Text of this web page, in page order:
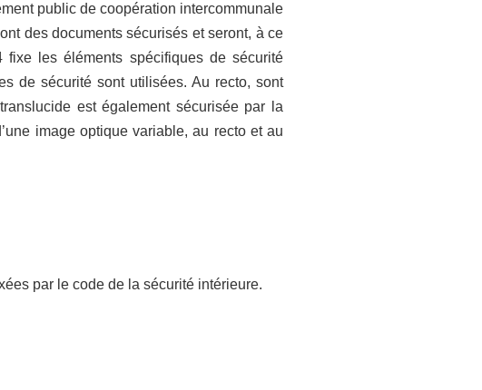
public de coopération intercommunale
des documents sécurisés et seront, à ce
fixe les éléments spécifiques de sécurité
de sécurité sont utilisées. Au recto, sont
est également sécurisée par la
image optique variable, au recto et au
par le code de la sécurité intérieure.